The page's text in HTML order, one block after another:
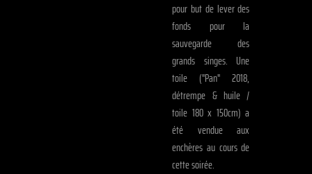
pour but de lever des
fonds pour la
sauvegarde des
grands singes. Une
toile ("Pan" 2018,
détrempe & huile /
toile 180 x 150cm) a
été vendue aux
enchères au cours de
cette soirée.